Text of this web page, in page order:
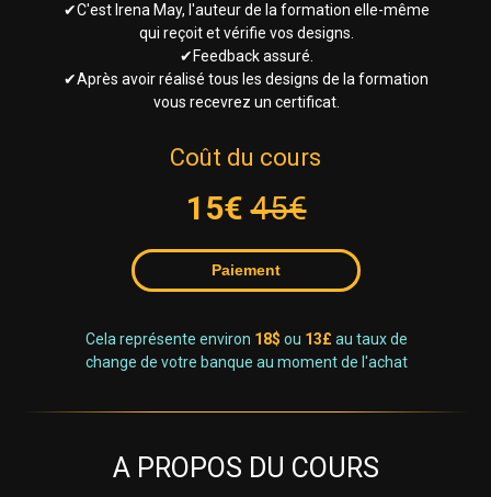
✔C'est Irena May, l'auteur de la formation elle-même
qui reçoit et vérifie vos designs.
✔Feedback assuré.
✔Après avoir réalisé tous les designs de la formation
vous recevrez un certificat.
Coût du cours
15€ 45€
Paiement
Cela représente environ 18$ ou 13£ au taux de
change de votre banque au moment de l'achat
A PROPOS DU COURS